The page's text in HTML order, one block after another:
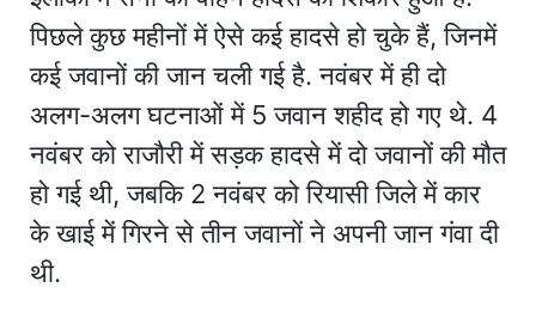
पिछले कुछ महीनों में ऐसे कई हादसे हो चुके हैं, जिनमें
कई जवानों की जान चली गई है. नवंबर में ही दो
अलग-अलग घटनाओं में 5 जवान शहीद हो गए थे. 4
नवंबर को राजौरी में सड़क हादसे में दो जवानों की मौत
हो गई थी, जबकि 2 नवंबर को रियासी जिले में कार
के खाई में गिरने से तीन जवानों ने अपनी जान गंवा दी
थी.